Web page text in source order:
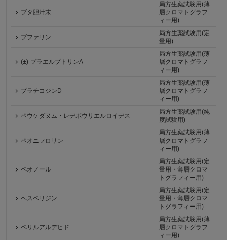
ブタ胆汁末
局方生薬試験用(薄
層クロマトグラフ
ィー用)
ブファリン
局方生薬試験用(定
量用)
(±)-プラエルプトリンA
局方生薬試験用(薄
層クロマトグラフ
ィー用)
プラチコジンD
局方生薬試験用(薄
層クロマトグラフ
ィー用)
ペウケダヌム・レデボウリエルロイデス
局方生薬試験用(純
度試験用)
ペオニフロリン
局方生薬試験用(薄
層クロマトグラフ
ィー用)
ペオノール
局方生薬試験用(定
量用・薄層クロマ
トグラフィー用)
ヘスペリジン
局方生薬試験用(定
量用・薄層クロマ
トグラフィー用)
ペリルアルデヒド
局方生薬試験用(薄
層クロマトグラフ
ィー用)